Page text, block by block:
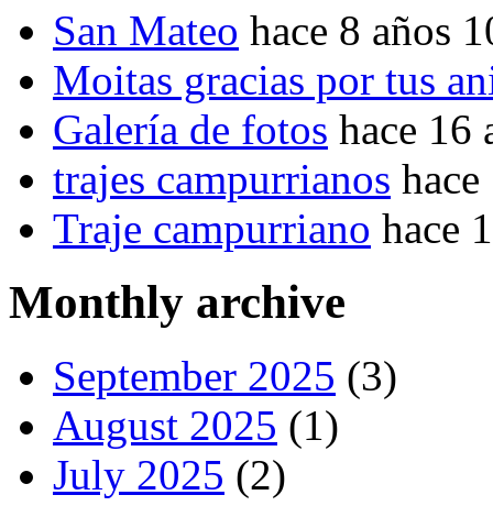
San Mateo hace 8 años
Moitas gracias por tus
Galería de fotos hace 16
trajes campurrianos
Traje campurriano hace
Monthly archive
September 2025 (3)
August 2025 (1)
July 2025 (2)